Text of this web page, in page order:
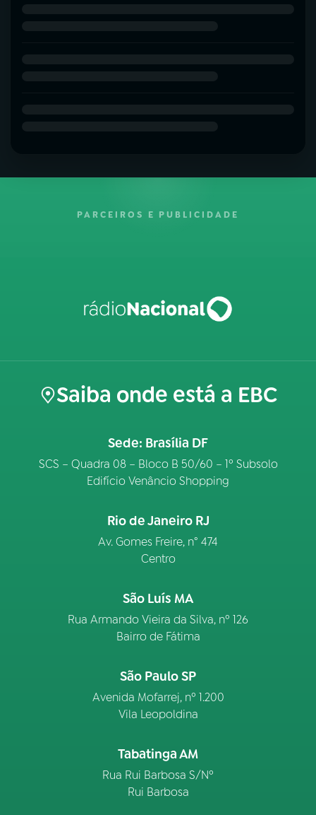
PARCEIROS E PUBLICIDADE
Saiba onde está a EBC
Sede: Brasília DF
SCS – Quadra 08 – Bloco B 50/60 – 1º Subsolo
Edifício Venâncio Shopping
Rio de Janeiro RJ
Av. Gomes Freire, n° 474
Centro
São Luís MA
Rua Armando Vieira da Silva, nº 126
Bairro de Fátima
São Paulo SP
Avenida Mofarrej, nº 1.200
Vila Leopoldina
Tabatinga AM
Rua Rui Barbosa S/Nº
Rui Barbosa